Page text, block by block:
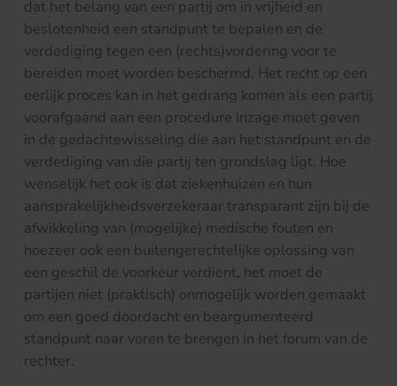
dat het belang van een partij om in vrijheid en
beslotenheid een standpunt te bepalen en de
verdediging tegen een (rechts)vordering voor te
bereiden moet worden beschermd. Het recht op een
eerlijk proces kan in het gedrang komen als een partij
voorafgaand aan een procedure inzage moet geven
in de gedachtewisseling die aan het standpunt en de
verdediging van die partij ten grondslag ligt. Hoe
wenselijk het ook is dat ziekenhuizen en hun
aansprakelijkheidsverzekeraar transparant zijn bij de
afwikkeling van (mogelijke) medische fouten en
hoezeer ook een buitengerechtelijke oplossing van
een geschil de voorkeur verdient, het moet de
partijen niet (praktisch) onmogelijk worden gemaakt
om een goed doordacht en beargumenteerd
standpunt naar voren te brengen in het forum van de
rechter.